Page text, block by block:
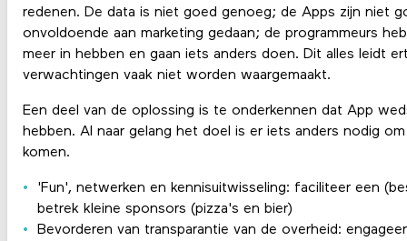
redenen. De data is niet goed genoeg; de Apps zijn niet
onvoldoende aan marketing gedaan; de programmeurs
meer in hebben en gaan iets anders doen. Dit alles leidt
verwachtingen vaak niet worden waargemaakt.
Een deel van de oplossing is te onderkennen dat App
hebben. Al naar gelang het doel is er iets anders nodig
komen.
'Fun', netwerken en kennisuitwisseling: faciliteer een
betrek kleine sponsors (pizza's en bier)
Bevorderen van transparantie van de overheid: